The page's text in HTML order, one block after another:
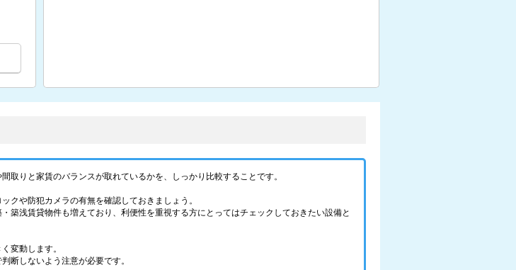
取りと家賃のバランスが取れているかを、しっかり比較することです。
クや防犯カメラの有無を確認しておきましょう。
築浅賃貸物件も増えており、利便性を重視する方にとってはチェックしておきたい設備と
変動します。
断しないよう注意が必要です。